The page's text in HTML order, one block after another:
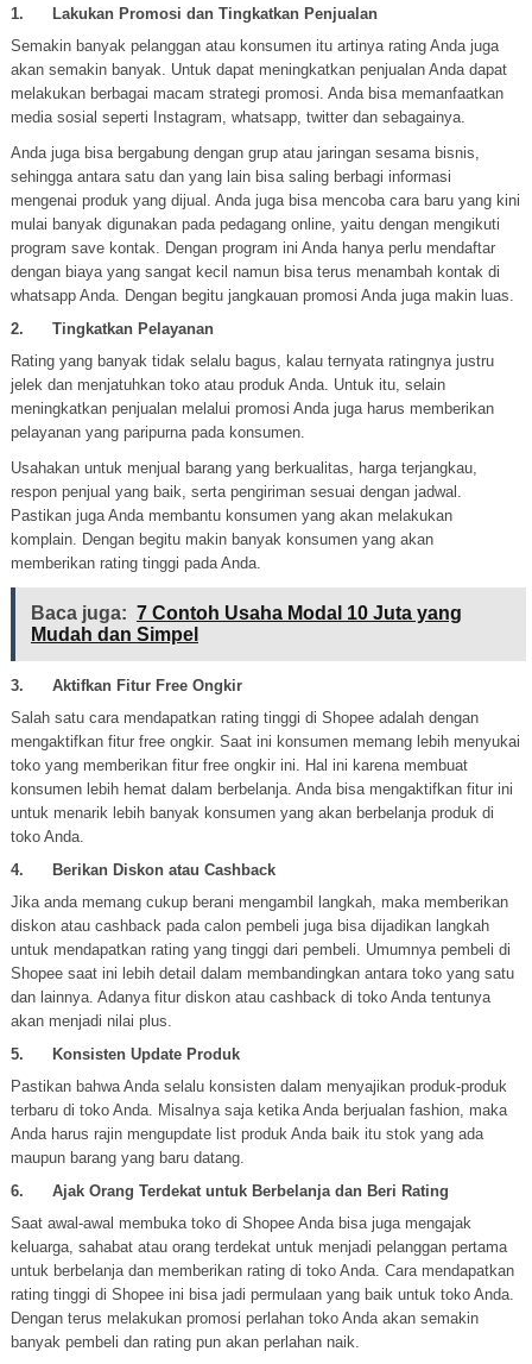
1. Lakukan Promosi dan Tingkatkan Penjualan
Semakin banyak pelanggan atau konsumen itu artinya rating Anda juga
akan semakin banyak. Untuk dapat meningkatkan penjualan Anda dapat
melakukan berbagai macam strategi promosi. Anda bisa memanfaatkan
media sosial seperti Instagram, whatsapp, twitter dan sebagainya.
Anda juga bisa bergabung dengan grup atau jaringan sesama bisnis,
sehingga antara satu dan yang lain bisa saling berbagi informasi
mengenai produk yang dijual. Anda juga bisa mencoba cara baru yang kini
mulai banyak digunakan pada pedagang online, yaitu dengan mengikuti
program save kontak. Dengan program ini Anda hanya perlu mendaftar
dengan biaya yang sangat kecil namun bisa terus menambah kontak di
whatsapp Anda. Dengan begitu jangkauan promosi Anda juga makin luas.
2. Tingkatkan Pelayanan
Rating yang banyak tidak selalu bagus, kalau ternyata ratingnya justru
jelek dan menjatuhkan toko atau produk Anda. Untuk itu, selain
meningkatkan penjualan melalui promosi Anda juga harus memberikan
pelayanan yang paripurna pada konsumen.
Usahakan untuk menjual barang yang berkualitas, harga terjangkau,
respon penjual yang baik, serta pengiriman sesuai dengan jadwal.
Pastikan juga Anda membantu konsumen yang akan melakukan
komplain. Dengan begitu makin banyak konsumen yang akan
memberikan rating tinggi pada Anda.
Baca juga: 7 Contoh Usaha Modal 10 Juta yang
Mudah dan Simpel
3. Aktifkan Fitur Free Ongkir
Salah satu cara mendapatkan rating tinggi di Shopee adalah dengan
mengaktifkan fitur free ongkir. Saat ini konsumen memang lebih menyukai
toko yang memberikan fitur free ongkir ini. Hal ini karena membuat
konsumen lebih hemat dalam berbelanja. Anda bisa mengaktifkan fitur ini
untuk menarik lebih banyak konsumen yang akan berbelanja produk di
toko Anda.
4. Berikan Diskon atau Cashback
Jika anda memang cukup berani mengambil langkah, maka memberikan
diskon atau cashback pada calon pembeli juga bisa dijadikan langkah
untuk mendapatkan rating yang tinggi dari pembeli. Umumnya pembeli di
Shopee saat ini lebih detail dalam membandingkan antara toko yang satu
dan lainnya. Adanya fitur diskon atau cashback di toko Anda tentunya
akan menjadi nilai plus.
5. Konsisten Update Produk
Pastikan bahwa Anda selalu konsisten dalam menyajikan produk-produk
terbaru di toko Anda. Misalnya saja ketika Anda berjualan fashion, maka
Anda harus rajin mengupdate list produk Anda baik itu stok yang ada
maupun barang yang baru datang.
6. Ajak Orang Terdekat untuk Berbelanja dan Beri Rating
Saat awal-awal membuka toko di Shopee Anda bisa juga mengajak
keluarga, sahabat atau orang terdekat untuk menjadi pelanggan pertama
untuk berbelanja dan memberikan rating di toko Anda. Cara mendapatkan
rating tinggi di Shopee ini bisa jadi permulaan yang baik untuk toko Anda.
Dengan terus melakukan promosi perlahan toko Anda akan semakin
banyak pembeli dan rating pun akan perlahan naik.